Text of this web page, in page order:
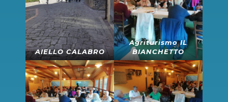
AIELLO CALABRO
Agriturismo IL
BIANCHETTO